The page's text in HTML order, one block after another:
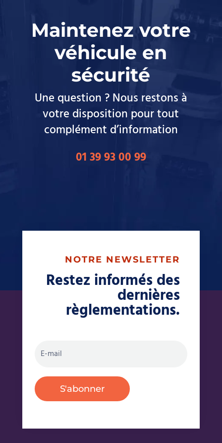
Maintenez votre
véhicule en
sécurité
Une question ? Nous restons à
votre disposition pour tout
complément d’information
01 39 93 00 99
NOTRE NEWSLETTER
Restez informés des
dernières
règlementations.
S'abonner